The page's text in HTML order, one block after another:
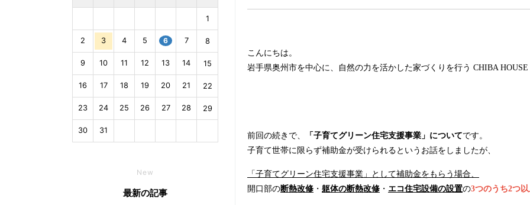
こんにちは。
岩手県奥州市を中心に、自然の力を活かした家づくりを行う CHIBA
前回の続きで、 「子育てグリーン住宅支援事業」についてです。
子育て世帯に限らず補助金が受けられるというお話をしましたが、
「子育てグリーン住宅支援事業」として補助金をもらう場合、
開口部の断熱改修 ・ 躯体の断熱改修 ・ エコ住宅設備の設置の3つのうち2つ
1
2 3 4 5 6 7 8
9 10 11 12 13 14 15
16 17 18 19 20 21 22
23 24 25 26 27 28 29
30 31
New
最新の記事